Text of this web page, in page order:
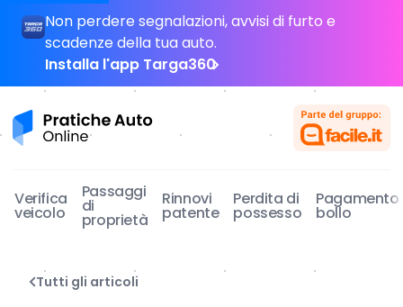
Non perdere segnalazioni, avvisi di furto e
scadenze della tua auto.
Installa l'app Targa360
Pratiche Auto Online
Verifica
veicolo
Passaggi
di
proprietà
Rinnovi
patente
Perdita di
possesso
Pagamento
bollo
Tutti gli articoli